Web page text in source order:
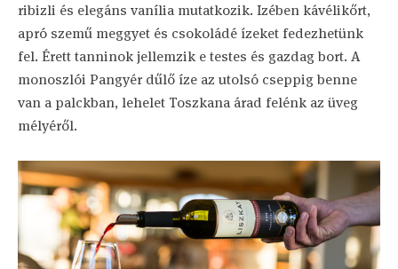
ribizli és elegáns vanília mutatkozik. Izében kávélikőrt,
apró szemű meggyet és csokoládé ízeket fedezhetünk
fel. Érett tanninok jellemzik e testes és gazdag bort. A
monoszlói Pangyér dűlő íze az utolsó cseppig benne
van a palckban, lehelet Toszkana árad felénk az üveg
mélyéről.